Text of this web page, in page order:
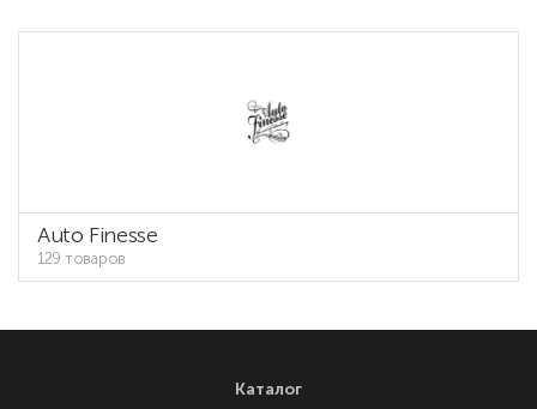
Auto Finesse
129 товаров
Каталог